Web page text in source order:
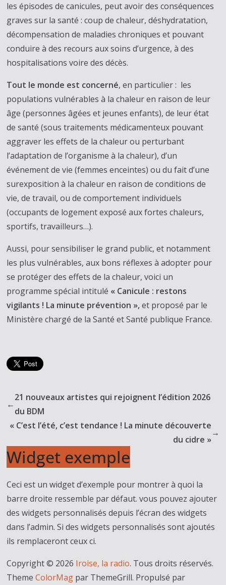
les épisodes de canicules, peut avoir des conséquences
graves sur la santé : coup de chaleur, déshydratation,
décompensation de maladies chroniques et pouvant
conduire à des recours aux soins d’urgence, à des
hospitalisations voire des décès.
Tout le monde est concerné, en particulier : les
populations vulnérables à la chaleur en raison de leur
âge (personnes âgées et jeunes enfants), de leur état
de santé (sous traitements médicamenteux pouvant
aggraver les effets de la chaleur ou perturbant
l’adaptation de l’organisme à la chaleur), d’un
événement de vie (femmes enceintes) ou du fait d’une
surexposition à la chaleur en raison de conditions de
vie, de travail, ou de comportement individuels
(occupants de logement exposé aux fortes chaleurs,
sportifs, travailleurs…).
Aussi, pour sensibiliser le grand public, et notamment
les plus vulnérables, aux bons réflexes à adopter pour
se protéger des effets de la chaleur, voici un
programme spécial intitulé « Canicule : restons
vigilants ! La minute prévention »,et proposé par le
Ministère chargé de la Santé et Santé publique France.
←
21 nouveaux artistes qui rejoignent l’édition 2026
du BDM
« C’est l’été, c’est tendance ! La minute découverte
du cidre »
→
Widget exemple
Ceci est un widget d’exemple pour montrer à quoi la
barre droite ressemble par défaut. vous pouvez ajouter
des widgets personnalisés depuis l’écran des widgets
dans l’admin. Si des widgets personnalisés sont ajoutés
ils remplaceront ceux ci.
Copyright © 2026 Iroise, la radio. Tous droits réservés.
ThemeColorMag par ThemeGrill. Propulsé par